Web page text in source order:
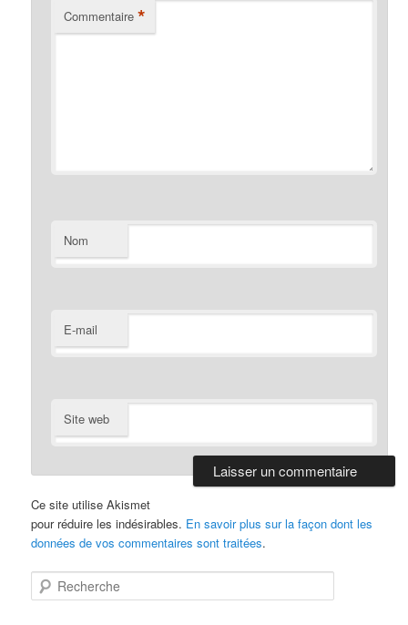
Commentaire *
Nom
E-mail
Site web
Ce site utilise Akismet
pour réduire les indésirables. En savoir plus sur la façon dont les
données de vos commentaires sont traitées.
e